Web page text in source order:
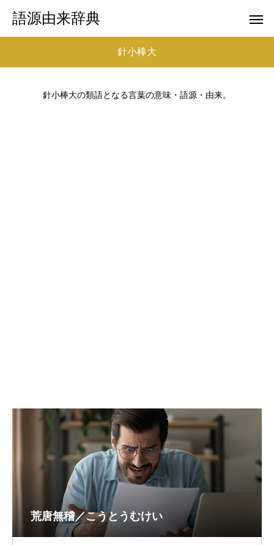
語源由来辞典
針小棒大
針小棒大の類語となる言葉の意味・語源・由来。
荒唐無稽／こうとうむけい